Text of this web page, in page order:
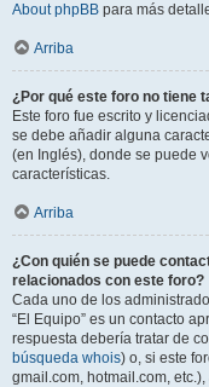
About phpBB para más
Arriba
¿Por qué este foro no tiene
Este foro fue escrito y
se debe añadir alguna
(en Inglés), donde se puede
características.
Arriba
¿Con quién se puede
relacionados con este foro?
Cada uno de los
“El Equipo” es un contacto
respuesta debería tratar de
búsqueda whois) o, si este
gmail.com, hotmail.com,